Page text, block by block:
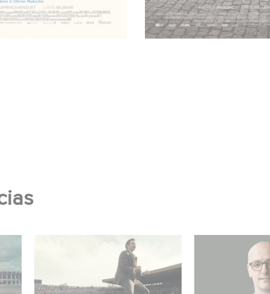
Mexico 86: descubre el
tráiler de la nueva
producción de Gaumont
Gaumont
OPUS, una
sobre la